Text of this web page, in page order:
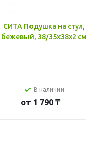
СИТА Подушка на стул,
бежевый, 38/35x38x2 см
В наличии
от 1 790 ₸